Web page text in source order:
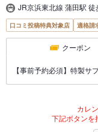
JR京浜東北線 蒲田駅 徒
口コミ投稿特典対象店 適格請
クーポン
【事前予約必須】特製
カレ
下記ボタンを